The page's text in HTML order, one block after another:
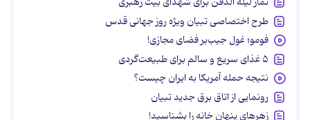
طرح اختصاصی تبیان ویژه روز جهانی قدس
فومو؛ غول جیب‌بر فضای مجازی!
۵ غذای سریع و سالم برای طبیعت‌گردی
نتیجه حمله آمریکا به ایران چیست؟
رونمایی از اتاق برق جدید تبیان
زهرهای پنهان خانه را بشناسید!